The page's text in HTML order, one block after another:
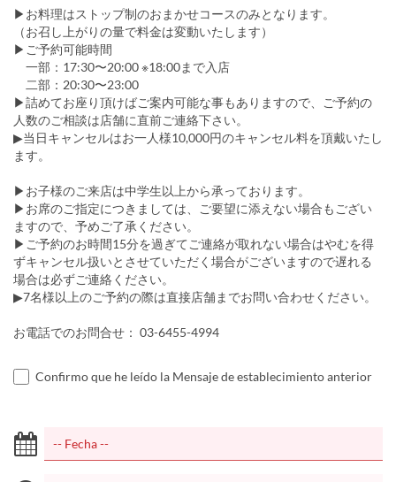
▶お料理はストップ制のおまかせコースのみとなります。
（お召し上がりの量で料金は変動いたします）
▶ご予約可能時間
一部：17:30〜20:00 ※18:00まで入店
二部：20:30〜23:00
▶︎詰めてお座り頂けばご案内可能な事もありますので、ご予約の
人数のご相談は店舗に直前ご連絡下さい。
▶当日キャンセルはお一人様10,000円のキャンセル料を頂戴いたし
ます。
▶お子様のご来店は中学生以上から承っております。
▶お席のご指定につきましては、ご要望に添えない場合もござい
ますので、予めご了承ください。
▶ご予約のお時間15分を過ぎてご連絡が取れない場合はやむを得
ずキャンセル扱いとさせていただく場合がございますので遅れる
場合は必ずご連絡ください。
▶7名様以上のご予約の際は直接店舗までお問い合わせください。
お電話でのお問合せ： 03-6455-4994
Confirmo que he leído la Mensaje de establecimiento anterior